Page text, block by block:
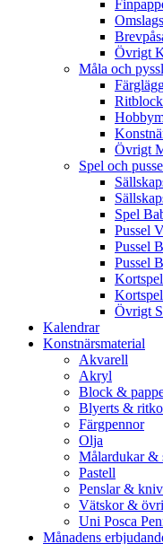
Övrigt
Måla och
Ritblock
Övrigt
Spel och
Spel
Pussel
Pussel
Pussel
Övrigt
Kalendrar
Konstnärsmaterial
Akvarell
Akryl
Block &
Blyerts &
Färgpennor
Olja
Målardukar &
Pastell
Penslar &
Vätskor &
Uni Posca
Månadens